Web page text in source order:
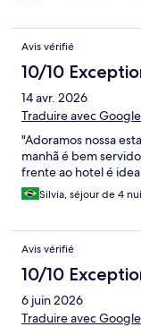
Avis vérifié
10/10
14 avr. 2026
Traduire avec Google
"Adoramos nossa
manhã é bem
frente ao hotel é
Silvia, séjour de 4
Avis vérifié
10/10
6 juin 2026
Traduire avec Google